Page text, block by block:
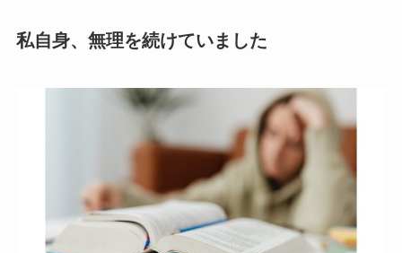
私自身、無理を続けていました